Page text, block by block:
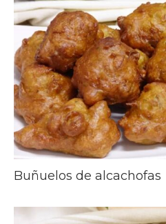
Buñuelos de alcachofas